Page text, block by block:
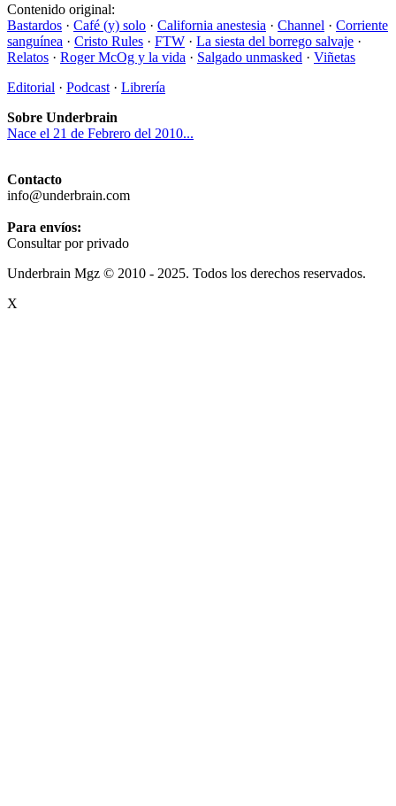
Contenido original:
Bastardos · Café (y) solo · California anestesia · Channel · Corriente
sanguínea · Cristo Rules · FTW · La siesta del borrego salvaje ·
Relatos · Roger McOg y la vida · Salgado unmasked · Viñetas
Editorial · Podcast · Librería
Sobre Underbrain
Nace el 21 de Febrero del 2010...
Contacto
info@underbrain.com
Para envíos:
Consultar por privado
Underbrain Mgz © 2010 - 2025. Todos los derechos reservados.
X